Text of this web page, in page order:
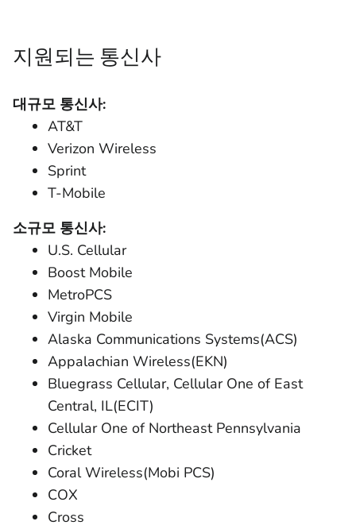
지원되는 통신사
대규모 통신사:
AT&T
Verizon Wireless
Sprint
T-Mobile
소규모 통신사:
U.S. Cellular
Boost Mobile
MetroPCS
Virgin Mobile
Alaska Communications Systems(ACS)
Appalachian Wireless(EKN)
Bluegrass Cellular, Cellular One of East
Central, IL(ECIT)
Cellular One of Northeast Pennsylvania
Cricket
Coral Wireless(Mobi PCS)
COX
Cross